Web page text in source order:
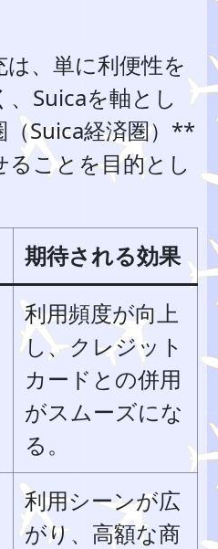
、単に利便性を
Suicaを軸とし
Suica経済圏）**
ことを目的とし
期待される効果
利用頻度が向上
し、クレジット
カードとの併用
がスムーズにな
る。
利用シーンが広
がり、高額な商